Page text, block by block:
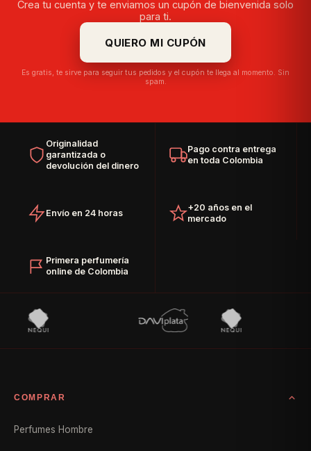
Crea tu cuenta y te enviamos un cupón de bienvenida solo
para ti.
QUIERO MI CUPÓN
Es gratis, te sirve para seguir tus pedidos y el cupón te llega al momento. Sin
spam.
Originalidad
garantizada o
devolución del dinero
Pago contra entrega
en toda Colombia
Envío en 24 horas
+20 años en el
mercado
Primera perfumería
online de Colombia
COMPRAR
Perfumes Hombre